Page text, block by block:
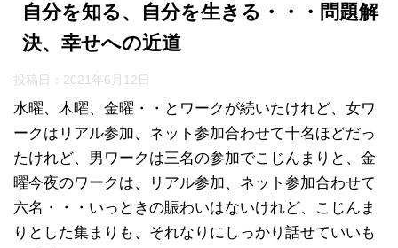
自分を知る、自分を生きる・・・問題解
決、幸せへの近道
投稿日： 2021年6月12日
水曜、木曜、金曜・・とワークが続いたけれど、女ワ
ークはリアル参加、ネット参加合わせて十名ほどだっ
たけれど、男ワークは三名の参加でこじんまりと、金
曜今夜のワークは、リアル参加、ネット参加合わせて
六名・・・いっときの賑わいはないけれど、こじんま
りとした集まりも、それなりにしっかり話せていいも